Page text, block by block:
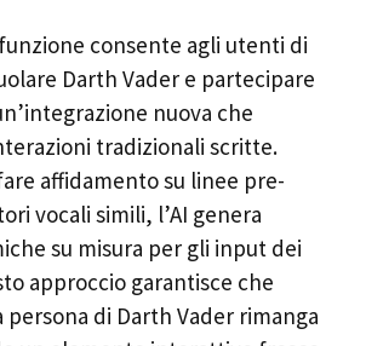
consente agli utenti di
Darth Vader e partecipare
nuova che
tradizionali scritte.
affidamento su linee pre-
vocali simili, l’AI genera
su misura per gli input dei
approccio garantisce che
persona di Darth Vader rimanga